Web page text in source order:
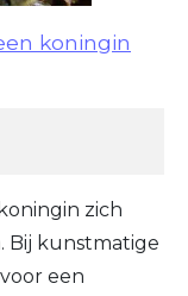
koningin
zich
Bij kunstmatige
een